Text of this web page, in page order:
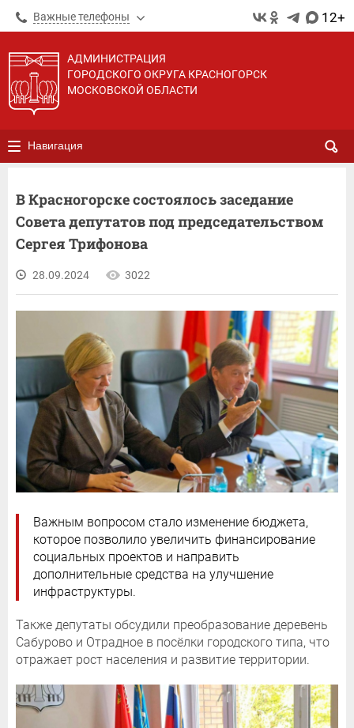
Важные телефоны 12+
АДМИНИСТРАЦИЯ
ГОРОДСКОГО ОКРУГА КРАСНОГОРСК
МОСКОВСКОЙ ОБЛАСТИ
Навигация
В Красногорске состоялось заседание
Совета депутатов под председательством
Сергея Трифонова
28.09.2024 3022
Важным вопросом стало изменение бюджета,
которое позволило увеличить финансирование
социальных проектов и направить
дополнительные средства на улучшение
инфраструктуры.
Также депутаты обсудили преобразование деревень
Сабурово и Отрадное в посёлки городского типа, что
отражает рост населения и развитие территории.